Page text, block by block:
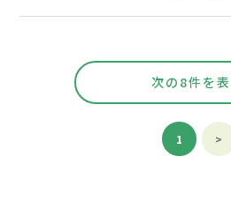
次の8件を
1 >